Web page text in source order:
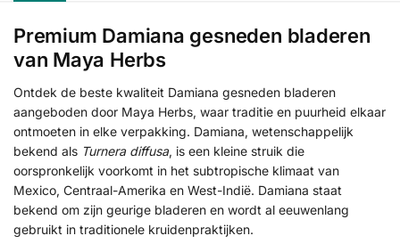
Premium Damiana gesneden bladeren
van Maya Herbs
Ontdek de beste kwaliteit Damiana gesneden bladeren
aangeboden door Maya Herbs, waar traditie en puurheid elkaar
ontmoeten in elke verpakking. Damiana, wetenschappelijk
bekend als Turnera diffusa, is een kleine struik die
oorspronkelijk voorkomt in het subtropische klimaat van
Mexico, Centraal-Amerika en West-Indië. Damiana staat
bekend om zijn geurige bladeren en wordt al eeuwenlang
gebruikt in traditionele kruidenpraktijken.